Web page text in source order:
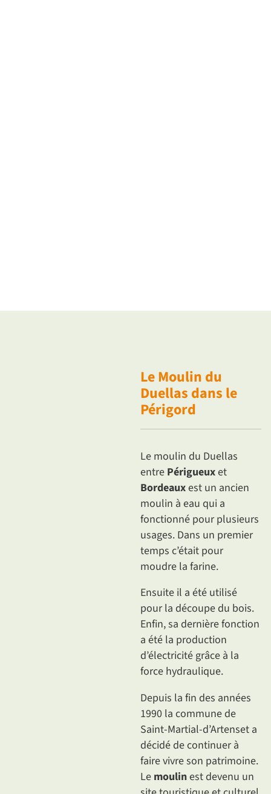
Le Moulin du
Duellas dans le
Périgord
Le moulin du Duellas
entre Périgueuxet
Bordeauxest un ancien
moulin à eau qui a
fonctionné pour plusieurs
usages. Dans un premier
temps c’était pour
moudre la farine.
Ensuite il a été utilisé
pour la découpe du bois.
Enfin, sa dernière fonction
a été la production
d’électricité grâce à la
force hydraulique.
Depuis la fin des années
1990 la commune de
Saint-Martial-d’Artenset a
décidé de continuer à
faire vivre son patrimoine.
Le moulinest devenu un